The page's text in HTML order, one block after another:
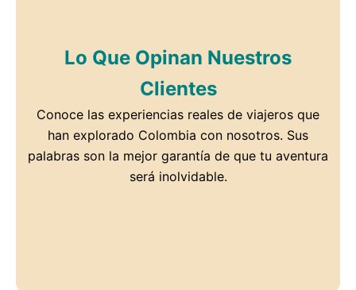
Lo Que Opinan Nuestros
Clientes
Conoce las experiencias reales de viajeros que
han explorado Colombia con nosotros. Sus
palabras son la mejor garantía de que tu aventura
será inolvidable.